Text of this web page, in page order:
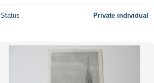
Status Private individual